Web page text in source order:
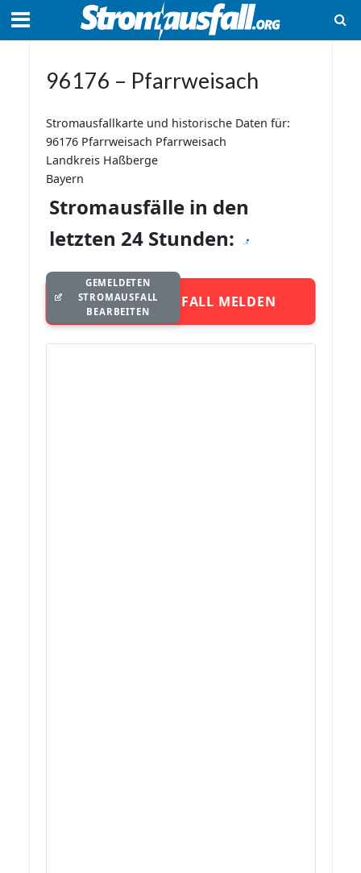
96176 – Pfarrweisach
Stromausfallkarte und historische Daten für:
96176 Pfarrweisach Pfarrweisach
Landkreis Haßberge
Bayern
Stromausfälle in den
letzten 24 Stunden:
STROMAUSFALL MELDEN
GEMELDETEN
STROMAUSFALL
BEARBEITEN